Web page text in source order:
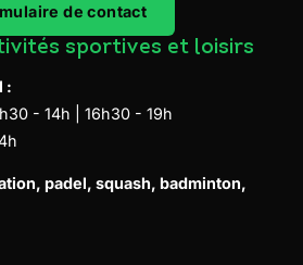
de contact
sportives et loisirs
:
- 14h | 16h30 - 19h
padel, squash, badminton,